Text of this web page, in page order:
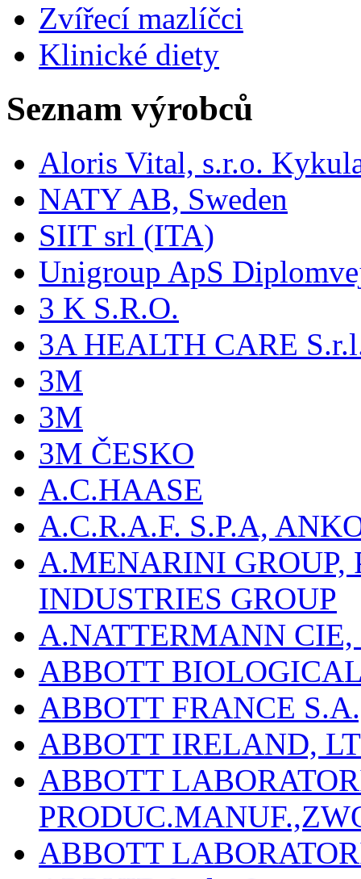
Zvířecí mazlíčci
Klinické diety
Seznam výrobců
Aloris Vital, s.r.o.
NATY AB, Sweden
SIIT srl (ITA)
Unigroup ApS
3 K S.R.O.
3A HEALTH CARE
3M
3M
3M ČESKO
A.C.HAASE
A.C.R.A.F. S.P.A,
A.MENARINI
INDUSTRIES GROUP
A.NATTERMANN
ABBOTT
ABBOTT FRANCE
ABBOTT IRELAND,
ABBOTT
ABBOTT